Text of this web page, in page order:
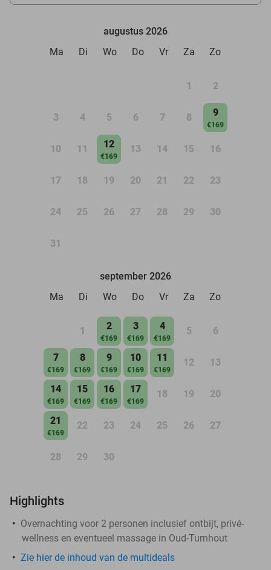
augustus 2026
Ma
Di Wo Do Vr Za Zo
1 2
3 4 5 6 7 8 9
€169
10 11 12
€169
13 14 15 16
17 18 19 20 21 22 23
24 25 26 27 28 29 30
31
september 2026
Ma
Di Wo Do Vr Za Zo
1 2
€169
3
€169
4
€169
5 6
7
€169
8
€169
9
€169
10
€169
11
€169
12 13
14
€169
15
€169
16
€169
17
€169
18 19 20
21
€169
22 23 24 25 26 27
28 29 30
Highlights
Overnachting voor 2 personen inclusief ontbijt, privé-
wellness en eventueel massage in Oud-Turnhout
Zie hier de inhoud van de multideals